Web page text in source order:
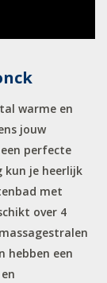
warme en
jouw
perfecte
kun je heerlijk
met
over 4
hebben een